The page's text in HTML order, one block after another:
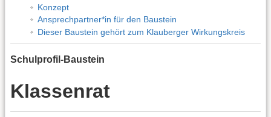
Konzept
Ansprechpartner*in für den Baustein
Dieser Baustein gehört zum Klauberger Wirkungskreis
Schulprofil-Baustein
Klassenrat